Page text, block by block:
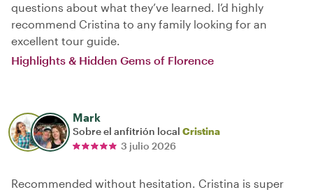
questions about what they’ve learned. I’d highly
recommend Cristina to any family looking for an
excellent tour guide.
Highlights & Hidden Gems of Florence
Mark
Sobre el anfitrión local Cristina
3 julio 2026
Recommended without hesitation. Cristina is super